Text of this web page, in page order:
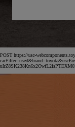
POST https://usc-